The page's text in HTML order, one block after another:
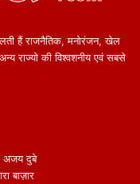
हैं राजनैतिक, मनोरंजन, खेल
राज्यो की विश्वशनीय एवं सबसे
अजय दुबे
बाज़ार